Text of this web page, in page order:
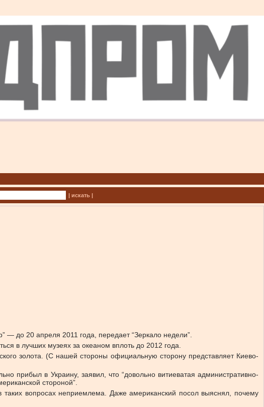
| искать |
— до 20 апреля 2011 года, передает “Зеркало недели”.
в лучших музеях за океаном вплоть до 2012 года.
золота. (С нашей стороны официальную сторону представляет Киево-
прибыл в Украину, заявил, что “довольно витиеватая административно-
стороной”.
вопросах неприемлема. Даже американский посол выяснял, почему